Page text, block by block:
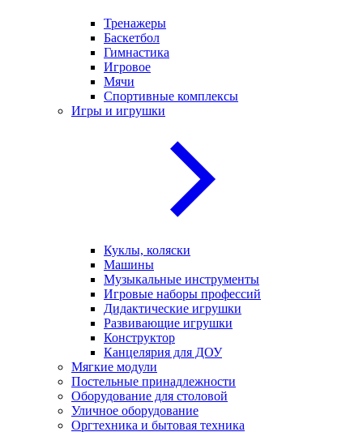
Тренажеры
Баскетбол
Гимнастика
Игровое
Мячи
Спортивные комплексы
Игры и игрушки
Куклы, коляски
Машины
Музыкальные инструменты
Игровые наборы профессий
Дидактические игрушки
Развивающие игрушки
Конструктор
Канцелярия для ДОУ
Мягкие модули
Постельные принадлежности
Оборудование для столовой
Уличное оборудование
Оргтехника и бытовая техника